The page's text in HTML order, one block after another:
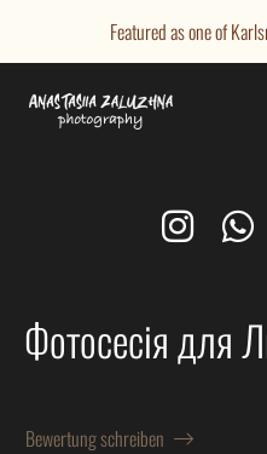
Featured as one of
Фотосесія для
Bewertung schreiben